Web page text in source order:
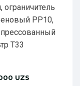
РР10,
прессованный
T33
UZS